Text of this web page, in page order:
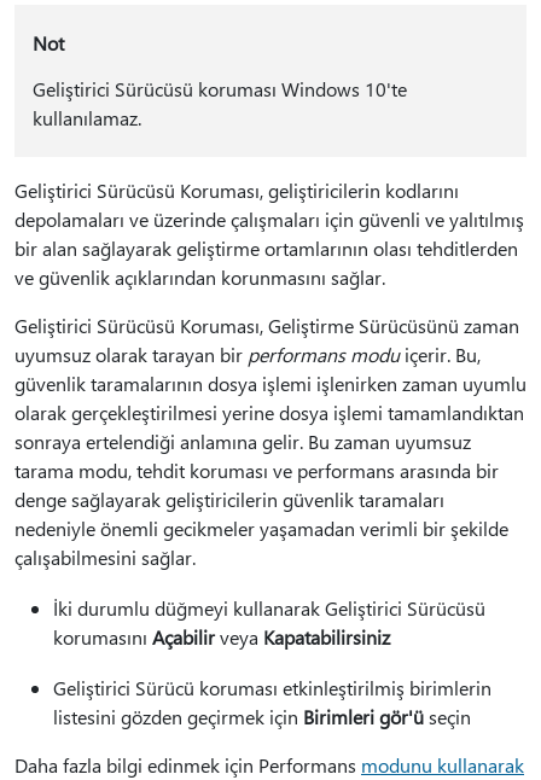
Not
Geliştirici Sürücüsü koruması Windows 10'te
kullanılamaz.
Geliştirici Sürücüsü Koruması, geliştiricilerin kodlarını
depolamaları ve üzerinde çalışmaları için güvenli ve yalıtılmış
bir alan sağlayarak geliştirme ortamlarının olası tehditlerden
ve güvenlik açıklarından korunmasını sağlar.
Geliştirici Sürücüsü Koruması, Geliştirme Sürücüsünü zaman
uyumsuz olarak tarayan bir performans moduiçerir. Bu,
güvenlik taramalarının dosya işlemi işlenirken zaman uyumlu
olarak gerçekleştirilmesi yerine dosya işlemi tamamlandıktan
sonraya ertelendiği anlamına gelir. Bu zaman uyumsuz
tarama modu, tehdit koruması ve performans arasında bir
denge sağlayarak geliştiricilerin güvenlik taramaları
nedeniyle önemli gecikmeler yaşamadan verimli bir şekilde
çalışabilmesini sağlar.
İki durumlu düğmeyi kullanarak Geliştirici Sürücüsü
korumasını Açabilirveya Kapatabilirsiniz
Geliştirici Sürücü koruması etkinleştirilmiş birimlerin
listesini gözden geçirmek için Birimleri gör'üseçin
Daha fazla bilgi edinmek için Performans modunu kullanarak